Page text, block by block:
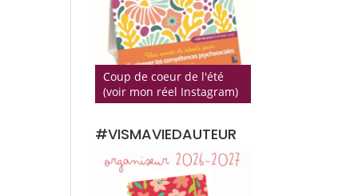
Coup de coeur de l'été
(voir mon réel Instagram)
#VISMAVIEDAUTEUR